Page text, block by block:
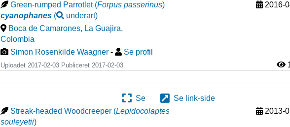
Green-rumped Parrotlet (Forpus passerinus)
cyanophanes ( underart)
2016-
Boca de Camarones, La Guajira,
Colombia
Simon Rosenkilde Waagner - Se profil
Uploadet 2017-02-03 Publiceret2017-02-03
Se
Se link-side
Streak-headed Woodcreeper (Lepidocolaptes
souleyetii)
2013-